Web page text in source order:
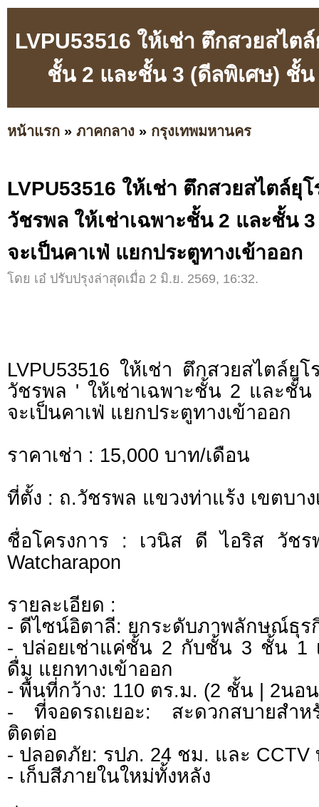
LVPU53516 ให้เช่า ตึกสวยสไต
ชั้น 2 และชั้น 3 (ดีลพิเศษ) ชั้น
หน้าแรก » ภาคกลาง » กรุงเทพมหานคร
LVPU53516 ให้เช่า ตึกสวยสไตล์ยุ
วัชรพล ให้เช่าเฉพาะชั้น 2 และชั้น
จะเป็นคาเฟ่ แยกประตูทางเข้าออก
โดย เอ๋ ปรับปรุงล่าสุดเมื่อ 2 มิ.ย. 2569, 16:32.
LVPU53516 ให้เช่า ตึกสวยสไตล์ยุ
วัชรพล ' ให้เช่าเฉพาะชั้น 2 และชั้
จะเป็นคาเฟ่ แยกประตูทางเข้าออก
ราคาเช่า : 15,000 บาท/เดือน
ที่ตั้ง : ถ.วัชรพล แขวงท่าแร้ง เขตบาง
ชื่อโครงการ : เวนิส ดี ไอริส วัช
Watcharapon
รายละเอียด :
- ดีไซน์อิตาลี: ยกระดับภาพลักษณ์ธุร
- ปล่อยเช่าแค่ชั้น 2 กับชั้น 3 ชั้น 1 เ
ดื่ม แยกทางเข้าออก
- พื้นที่กว้าง: 110 ตร.ม. (2 ชั้น | 2นอ
- ที่จอดรถเยอะ: สะดวกสบายสำห
ติดต่อ
- ปลอดภัย: รปภ. 24 ชม. และ CCTV
- เก็บสีภายในใหม่ทั้งหลัง